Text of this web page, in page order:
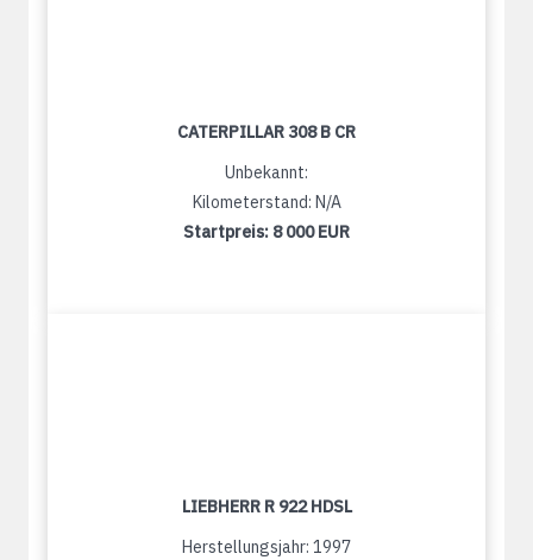
CATERPILLAR 308 B CR
Unbekannt:
Kilometerstand: N/A
Startpreis: 8 000 EUR
LIEBHERR R 922 HDSL
Herstellungsjahr: 1997